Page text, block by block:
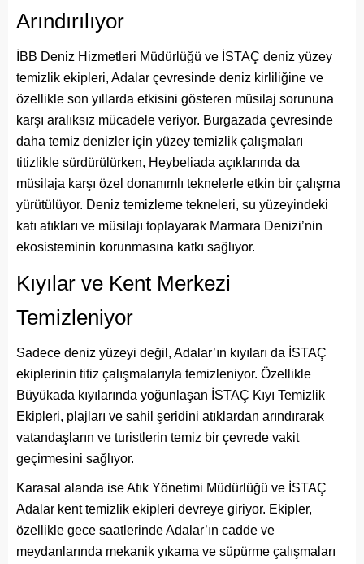
Arındırılıyor
İBB Deniz Hizmetleri Müdürlüğü ve İSTAÇ deniz yüzey
temizlik ekipleri, Adalar çevresinde deniz kirliliğine ve
özellikle son yıllarda etkisini gösteren müsilaj sorununa
karşı aralıksız mücadele veriyor. Burgazada çevresinde
daha temiz denizler için yüzey temizlik çalışmaları
titizlikle sürdürülürken, Heybeliada açıklarında da
müsilaja karşı özel donanımlı teknelerle etkin bir çalışma
yürütülüyor. Deniz temizleme tekneleri, su yüzeyindeki
katı atıkları ve müsilajı toplayarak Marmara Denizi’nin
ekosisteminin korunmasına katkı sağlıyor.
Kıyılar ve Kent Merkezi
Temizleniyor
Sadece deniz yüzeyi değil, Adalar’ın kıyıları da İSTAÇ
ekiplerinin titiz çalışmalarıyla temizleniyor. Özellikle
Büyükada kıyılarında yoğunlaşan İSTAÇ Kıyı Temizlik
Ekipleri, plajları ve sahil şeridini atıklardan arındırarak
vatandaşların ve turistlerin temiz bir çevrede vakit
geçirmesini sağlıyor.
Karasal alanda ise Atık Yönetimi Müdürlüğü ve İSTAÇ
Adalar kent temizlik ekipleri devreye giriyor. Ekipler,
özellikle gece saatlerinde Adalar’ın cadde ve
meydanlarında mekanik yıkama ve süpürme çalışmaları